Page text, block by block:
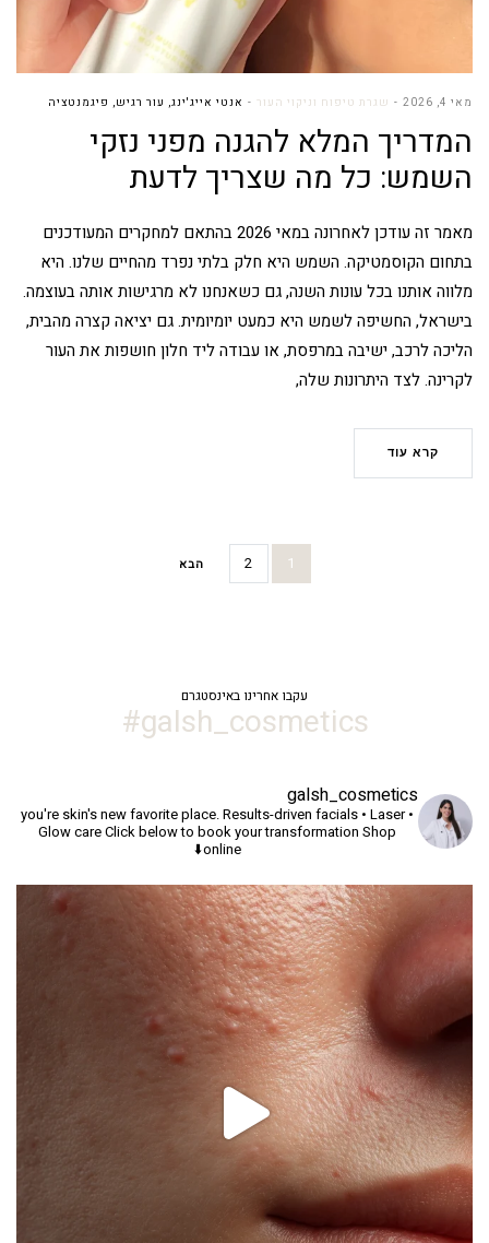
מאי 4, 2026 שגרת טיפוח וניקוי העור אנטי אייג'ינג, עור רגיש, פיגמנטציה
המדריך המלא להגנה מפני נזקי
השמש: כל מה שצריך לדעת
מאמר זה עודכן לאחרונה במאי 2026 בהתאם למחקרים המעודכנים
בתחום הקוסמטיקה. השמש היא חלק בלתי נפרד מהחיים שלנו. היא
מלווה אותנו בכל עונות השנה, גם כשאנחנו לא מרגישות אותה בעוצמה.
בישראל, החשיפה לשמש היא כמעט יומיומית. גם יציאה קצרה מהבית,
הליכה לרכב, ישיבה במרפסת, או עבודה ליד חלון חושפות את העור
לקרינה. לצד היתרונות שלה,
קרא עוד
1
2 הבא
עקבו אחרינו באינסטגרם
galsh_cosmetics#
galsh_cosmetics
you're skin's new favorite place.Results-driven facials • Laser •
Glow careClick below to book your transformation Shop
online⬇️